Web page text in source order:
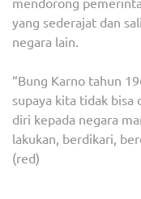
yang sederajat dan
negara lain.
“Bung Karno tahun
supaya kita tidak
diri kepada negara
lakukan, berdikari,
(red)